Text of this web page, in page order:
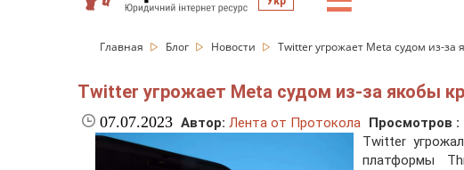
Главная Блог Новости Twitter угрожает Meta судом из-
Twitter угрожает Meta судом из-за якобы
07.07.2023 Автор: Лента от Протокола Просмотров :
Twitter
платформы